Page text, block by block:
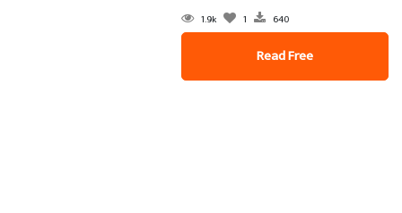
1.9k 1 640
Read Free